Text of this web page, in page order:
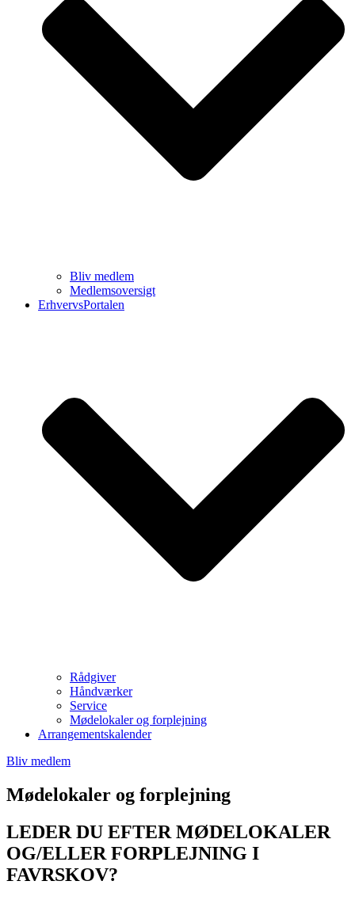
Bliv medlem
Medlemsoversigt
ErhvervsPortalen
Rådgiver
Håndværker
Service
Mødelokaler og forplejning
Arrangementskalender
Bliv medlem
Mødelokaler og forplejning
LEDER DU EFTER MØDELOKALER
OG/ELLER FORPLEJNING I
FAVRSKOV?